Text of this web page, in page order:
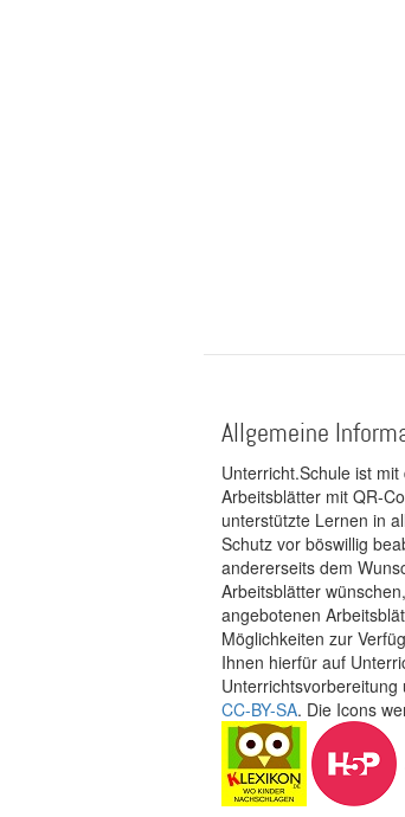
Allgemeine
Unterricht.Schule ist
Arbeitsblätter mit QR-
unterstützte Lernen in
Schutz vor böswillig
andererseits dem
Arbeitsblätter
angebotenen
Möglichkeiten zur
Ihnen hierfür auf
CC-BY-SA. Die Icons